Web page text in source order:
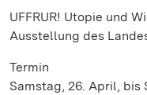
UFFRUR! Utopie und
Ausstellung des
Termin
Samstag, 26. April, bis